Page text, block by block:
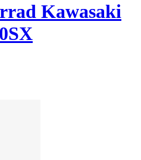
Kawasaki